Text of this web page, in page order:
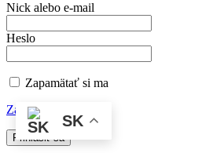
SK
Nick alebo e-mail
Heslo
Zapamätať si ma
Zabudnuté heslo?